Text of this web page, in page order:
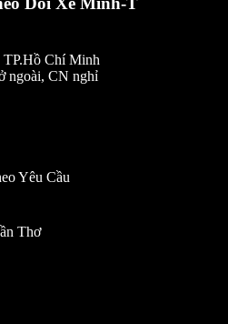
Chí Minh
ngoài, CN nghỉ
Yêu Cầu
Thơ